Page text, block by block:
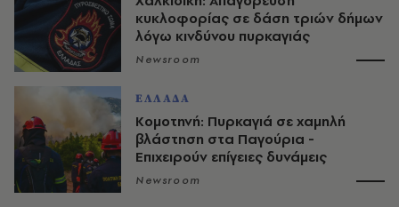
κυκλοφορίας σε δάση τριών δήμων
λόγω κινδύνου πυρκαγιάς
Newsroom
ΕΛΛΑΔΑ
Κομοτηνή: Πυρκαγιά σε χαμηλή
βλάστηση στα Παγούρια -
Επιχειρούν επίγειες δυνάμεις
Newsroom